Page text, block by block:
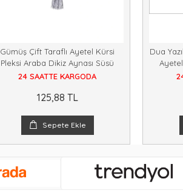
Gümüş Çift Taraflı Ayetel Kürsi
Pleksi Araba Dikiz Aynası Süsü
24 SAATTE KARGODA
125,88 TL
Sepete Ekle
Dua